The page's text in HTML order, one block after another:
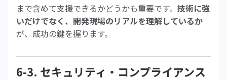
まで含めて支援できるかどうかも重要です。 技術に強
いだけでなく、開発現場のリアルを理解しているか
が、成功の鍵を握ります。
6-3. セキュリティ・コンプライアンス